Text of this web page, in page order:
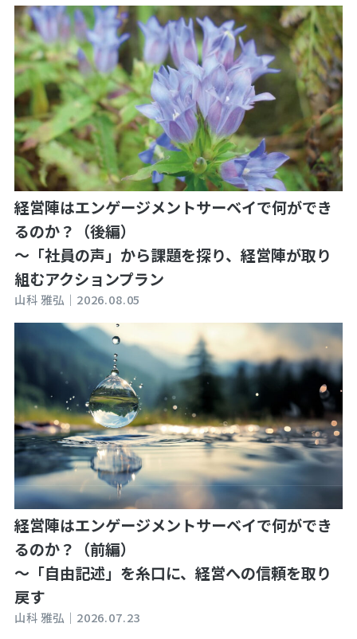
経営陣はエンゲージメントサーベイで何ができ
るのか？（後編）
～「社員の声」から課題を探り、経営陣が取り
組むアクションプラン
山科 雅弘｜ 2026.08.05
経営陣はエンゲージメントサーベイで何ができ
るのか？（前編）
～「自由記述」を糸口に、経営への信頼を取り
戻す
山科 雅弘｜ 2026.07.23